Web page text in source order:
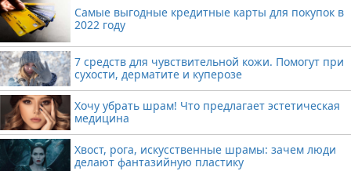
Самые выгодные кредитные карты для покупок в
2022 году
7 средств для чувствительной кожи. Помогут при
сухости, дерматите и куперозе
Хочу убрать шрам! Что предлагает эстетическая
медицина
Хвост, рога, искусственные шрамы: зачем люди
делают фантазийную пластику